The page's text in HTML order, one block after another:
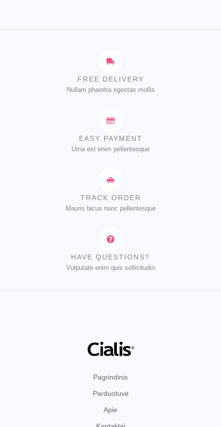
FREE DELIVERY
Nullam pharetra egestas mollis
EASY PAYMENT
Urna est enim pellentesque
TRACK ORDER
Mauris lacus nunc pellentesque
HAVE QUESTIONS?
Vulputate enim quis sollicitudin
Pagrindinis
Parduotuvė
Apie